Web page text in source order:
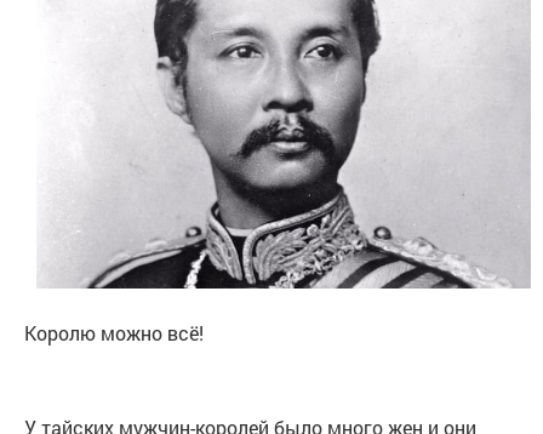
Королю можно всё!
У тайских мужчин-королей было много жен и они